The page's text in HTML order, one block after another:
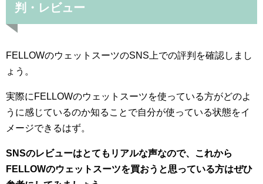
判・レビュー
FELLOWのウェットスーツのSNS上での評判を確認しまし
ょう。
実際にFELLOWのウェットスーツを使っている方がどのよ
うに感じているのか知ることで自分が使っている状態をイ
メージできるはず。
SNSのレビューはとてもリアルな声なので、これから
FELLOWのウェットスーツを買おうと思っている方はぜひ